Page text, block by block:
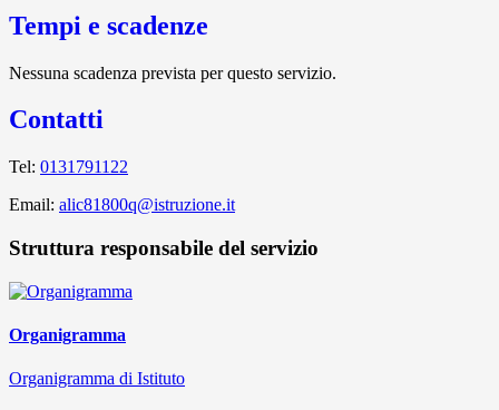
Tempi e scadenze
Nessuna scadenza prevista per questo servizio.
Contatti
Tel: 0131791122
Email: alic81800q@istruzione.it
Struttura responsabile del servizio
Organigramma
Organigramma di Istituto